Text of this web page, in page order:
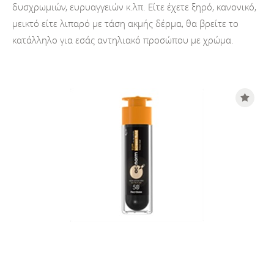
δυσχρωμιών, ευρυαγγειών κ.λπ. Είτε έχετε ξηρό, κανονικό,
μεικτό είτε λιπαρό με τάση ακμής δέρμα, θα βρείτε το
κατάλληλο για εσάς αντηλιακό προσώπου με χρώμα.